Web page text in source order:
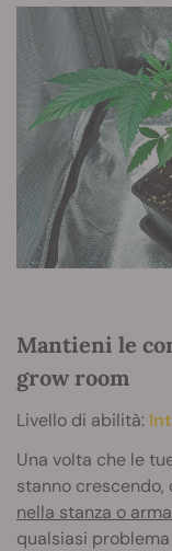
Mantieni le
grow room
Livello di abilità:
Una volta che le
stanno
nella stanza o
qualsiasi